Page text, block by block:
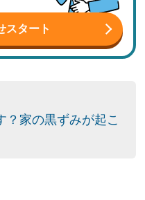
スタート
？家の黒ずみが起こ